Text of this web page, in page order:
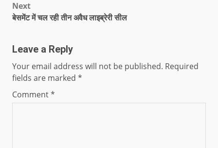
Next
बेसमेंट में चल रही तीन अवैध लाइब्रेरी सील
Leave a Reply
Your email address will not be published. Required
fields are marked *
Comment*